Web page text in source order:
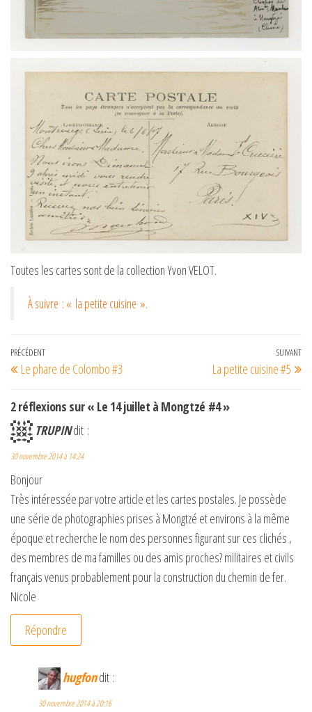
Toutes les cartes sont de la collection Yvon VELOT.
À suivre : « la petite cuisine ».
Navigation
de
l’article
Article
précédent
PRÉCÉDENT
Le phare de Colombo #3
SUIVANT
La petite cuisine #5
2 réflexions sur « Le 14 juillet à Mongtzé #4 »
TRUPINdit :
30 novembre 2014 à 14:24
Bonjour
Très intéressée par votre article et les cartes postales. Je possède
une série de photographies prises à Mongtzé et environs à la même
époque et recherche le nom des personnes figurant sur ces clichés ,
des membres de ma familles ou des amis proches? militaires et civils
français venus probablement pour la construction du chemin de fer.
Nicole
Répondre
hugfondit :
30 novembre 2014 à 20:16